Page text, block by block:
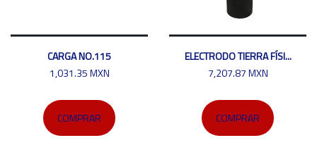
CARGA NO.115
1,031.35 MXN
COMPRAR
ELECTRODO TIERRA FÍSI...
7,207.87 MXN
COMPRAR